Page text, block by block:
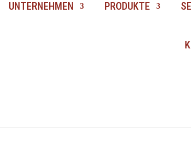
UNTERNEHMEN PRODUKTE